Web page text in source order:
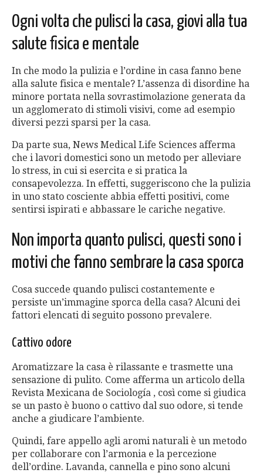
Ogni volta che pulisci la casa, giovi alla tua
salute fisica e mentale
In che modo la pulizia e l’ordine in casa fanno bene
alla salute fisica e mentale? L’assenza di disordine ha
minore portata nella sovrastimolazione generata da
un agglomerato di stimoli visivi, come ad esempio
diversi pezzi sparsi per la casa.
Da parte sua, News Medical Life Sciences afferma
che i lavori domestici sono un metodo per alleviare
lo stress, in cui si esercita e si pratica la
consapevolezza. In effetti, suggeriscono che la pulizia
in uno stato cosciente abbia effetti positivi, come
sentirsi ispirati e abbassare le cariche negative.
Non importa quanto pulisci, questi sono i
motivi che fanno sembrare la casa sporca
Cosa succede quando pulisci costantemente e
persiste un’immagine sporca della casa? Alcuni dei
fattori elencati di seguito possono prevalere.
Cattivo odore
Aromatizzare la casa è rilassante e trasmette una
sensazione di pulito. Come afferma un articolo della
Revista Mexicana de Sociología , così come si giudica
se un pasto è buono o cattivo dal suo odore, si tende
anche a giudicare l’ambiente.
Quindi, fare appello agli aromi naturali è un metodo
per collaborare con l’armonia e la percezione
dell’ordine. Lavanda, cannella e pino sono alcuni